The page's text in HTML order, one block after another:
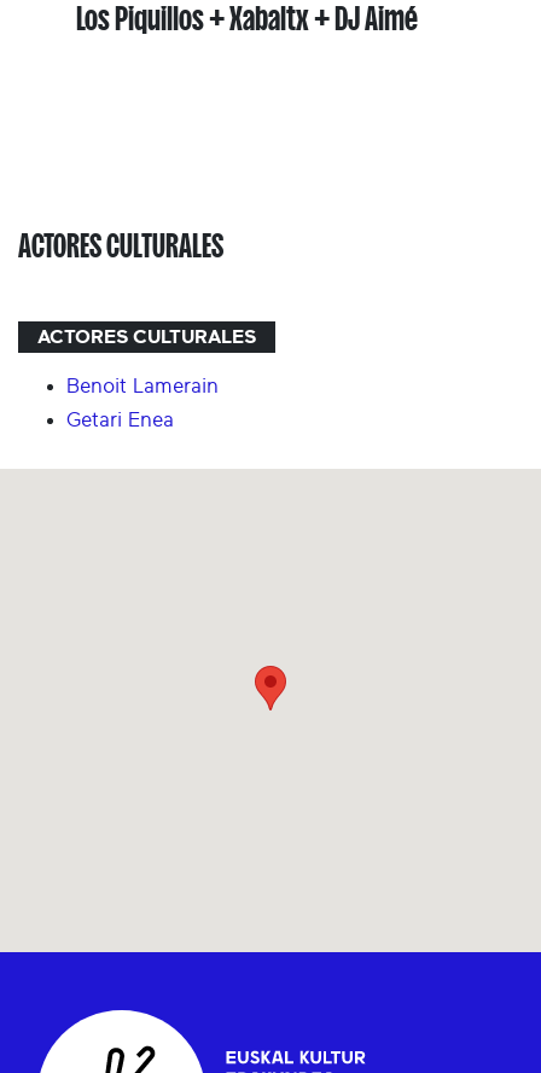
Los Piquillos + Xabaltx + DJ Aimé
ACTORES CULTURALES
ACTORES CULTURALES
Benoit Lamerain
Getari Enea